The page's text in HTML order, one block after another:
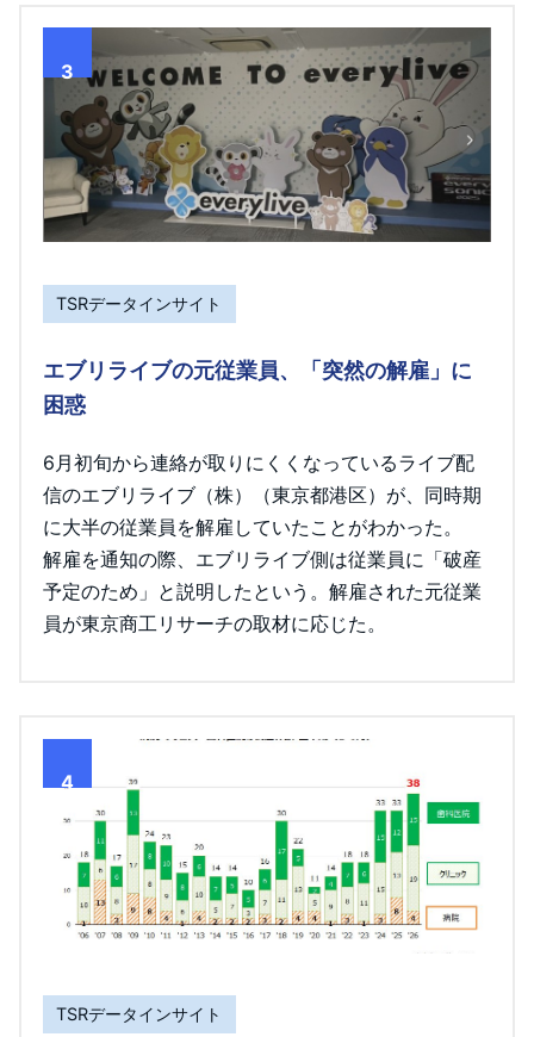
3
TSRデータインサイト
エブリライブの元従業員、「突然の解雇」に
困惑
6月初旬から連絡が取りにくくなっているライブ配
信のエブリライブ（株）（東京都港区）が、同時期
に大半の従業員を解雇していたことがわかった。
解雇を通知の際、エブリライブ側は従業員に「破産
予定のため」と説明したという。解雇された元従業
員が東京商工リサーチの取材に応じた。
4
TSRデータインサイト